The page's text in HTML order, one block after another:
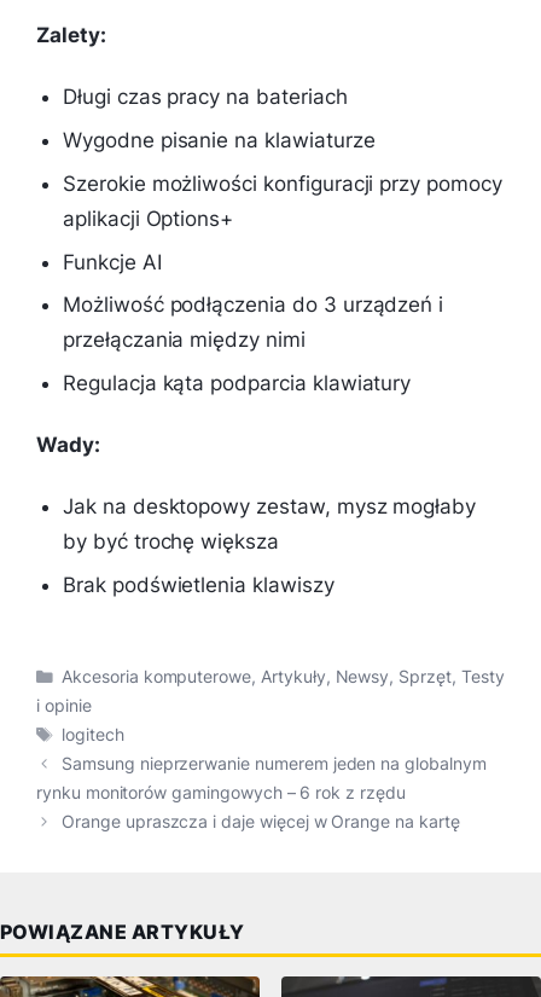
Zalety:
Długi czas pracy na bateriach
Wygodne pisanie na klawiaturze
Szerokie możliwości konfiguracji przy pomocy
aplikacji Options+
Funkcje AI
Możliwość podłączenia do 3 urządzeń i
przełączania między nimi
Regulacja kąta podparcia klawiatury
Wady:
Jak na desktopowy zestaw, mysz mogłaby
by być trochę większa
Brak podświetlenia klawiszy
Kategorie
Akcesoria komputerowe, Artykuły, Newsy, Sprzęt, Testy
i opinie
Tagi
logitech
Samsung nieprzerwanie numerem jeden na globalnym
rynku monitorów gamingowych – 6 rok z rzędu
Orange upraszcza i daje więcej w Orange na kartę
POWIĄZANE ARTYKUŁY